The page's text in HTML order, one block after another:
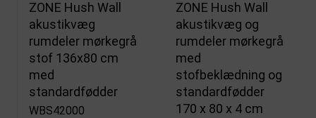
ZONE Hush Wall
akustikvæg
rumdeler mørkegrå
stof 136x80 cm
med
standardfødder
WBS42000
ZONE Hush Wall
akustikvæg og
rumdeler mørkegrå
med
stofbeklædning og
standardfødder
170 x 80 x 4 cm